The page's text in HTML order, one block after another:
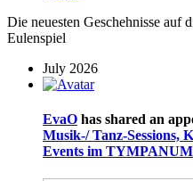
Die neuesten Geschehnisse auf
Eulenspiel
July 2026
EvaO has shared an
Musik-/ Tanz-Sessions,
Events im TYMPANUM